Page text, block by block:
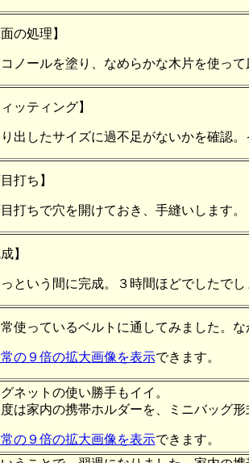
面の処理】
ノールを塗り、なめらかな木片を使って
ィッティング】
出したサイズに過不足がないかを確認
目打ち】
打ちで穴を開けておき、手縫いします。
】
という間に完成。３時間ほどでしたでし
使っているベルトに通してみました。な
の９倍の拡大画像を表示できます。
ネットの使い勝手もイイ。
は家内の携帯ホルダーを、ミニバッグ形
の９倍の拡大画像を表示できます。